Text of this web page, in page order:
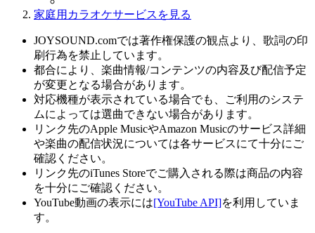
家庭用カラオケサービスを見る
JOYSOUND.comでは著作権保護の観点より、歌詞の印
刷行為を禁止しています。
都合により、楽曲情報/コンテンツの内容及び配信予定
が変更となる場合があります。
対応機種が表示されている場合でも、ご利用のシステ
ムによっては選曲できない場合があります。
リンク先のApple MusicやAmazon Musicのサービス詳細
や楽曲の配信状況については各サービスにて十分にご
確認ください。
リンク先のiTunes Storeでご購入される際は商品の内容
を十分にご確認ください。
YouTube動画の表示には[YouTube API]を利用していま
す。